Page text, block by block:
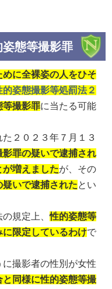
態等撮影罪
めに全裸姿の人をひそ
的姿態撮影等処罰法２
等撮影罪に当たる可能
２０２３年７月１３
罪の疑いで逮捕され
増えましたが、その
いで逮捕されたとい
の規定上、性的姿態等
限定しているわけで
撮影者の性別が女性
同様に性的姿態等撮